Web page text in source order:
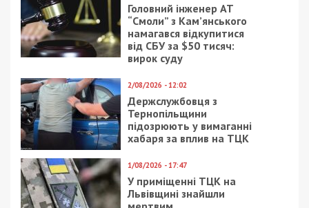
Головний інженер АТ
“Смоли” з Кам’янського
намагався відкупитися
від СБУ за $50 тисяч:
вирок суду
2/08/2026 - 12:02
Держслужбовця з
Тернопільщини
підозрюють у вимаганні
хабаря за вплив на ТЦК
1/08/2026 - 17:47
У приміщенні ТЦК на
Львівщині знайшли